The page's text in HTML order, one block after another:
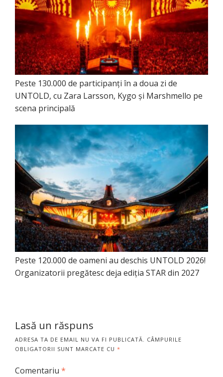
Peste 130.000 de participanți în a doua zi de
UNTOLD, cu Zara Larsson, Kygo și Marshmello pe
scena principală
Peste 120.000 de oameni au deschis UNTOLD 2026!
Organizatorii pregătesc deja ediția STAR din 2027
Lasă un răspuns
ADRESA TA DE EMAIL NU VA FI PUBLICATĂ. CÂMPURILE
OBLIGATORII SUNT MARCATE CU *
Comentariu *